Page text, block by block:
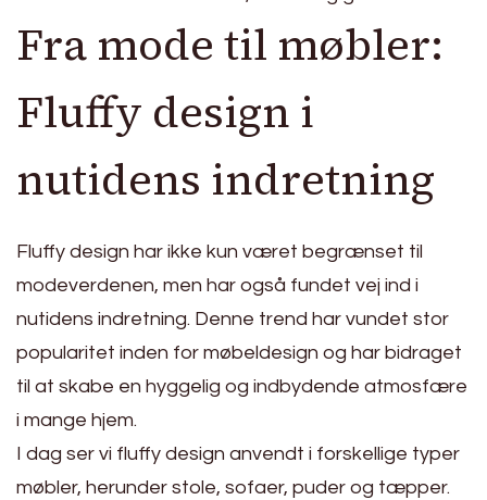
Fra mode til møbler:
Fluffy design i
nutidens indretning
Fluffy design har ikke kun været begrænset til
modeverdenen, men har også fundet vej ind i
nutidens indretning. Denne trend har vundet stor
popularitet inden for møbeldesign og har bidraget
til at skabe en hyggelig og indbydende atmosfære
i mange hjem.
I dag ser vi fluffy design anvendt i forskellige typer
møbler, herunder stole, sofaer, puder og tæpper.